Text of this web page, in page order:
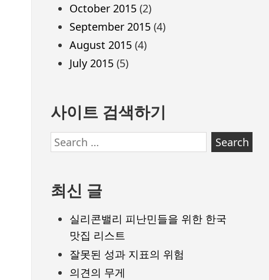
October 2015(2)
September 2015(4)
August 2015(4)
July 2015(5)
사이트 검색하기
Search
for:
최신 글
실리콘밸리 피난민들을 위한 한국
맛집 리스트
잘못된 성과 지표의 위험
의견의 무게